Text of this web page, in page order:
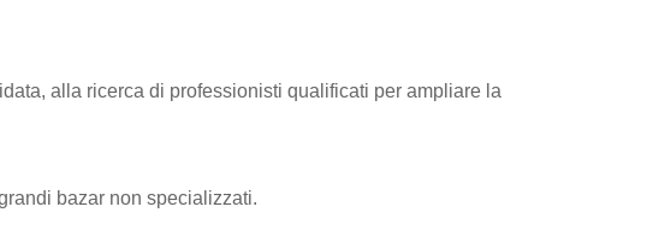
alla ricerca di professionisti qualificati per ampliare la
bazar non specializzati.